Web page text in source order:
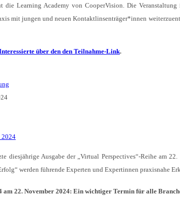
die Learning Academy von CooperVision. Die
mit jungen und neuen Kontaktlinsenträger*innen
über den den Teilnahme-Link.
diesjährige Ausgabe der „Virtual Perspectives“-Reihe am
werden führende Experten und Expertinnen praxisnahe
am 22. November 2024: Ein wichtiger Termin für alle